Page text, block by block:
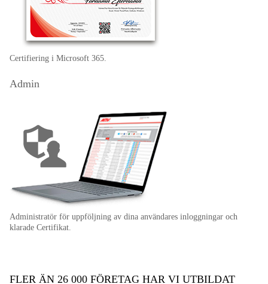
Certifiering i Microsoft 365.
Admin
Administratör för uppföljning av dina användares inloggningar och
klarade Certifikat.
FLER ÄN 26 000 FÖRETAG HAR VI UTBILDAT